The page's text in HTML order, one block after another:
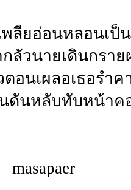
พลียอ่อนหลอนเป็
ลัวนายเดินกราย
ตอนเผลอเธอรำ
ดันหลับทับหน้าค
masapaer